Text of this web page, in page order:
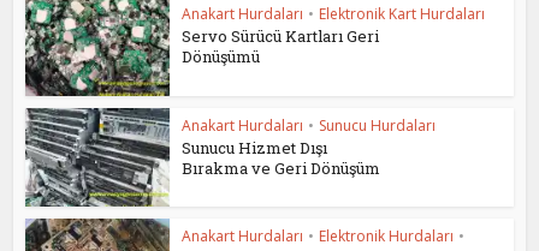
Anakart Hurdaları • Elektronik Kart Hurdaları
Servo Sürücü Kartları Geri
Dönüşümü
Anakart Hurdaları • Sunucu Hurdaları
Sunucu Hizmet Dışı
Bırakma ve Geri Dönüşüm
Anakart Hurdaları • Elektronik Hurdaları •